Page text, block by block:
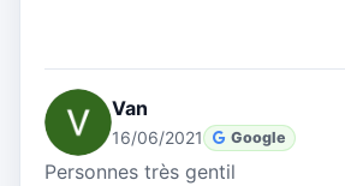
Van
16/06/2021 Google
Personnes très gentil